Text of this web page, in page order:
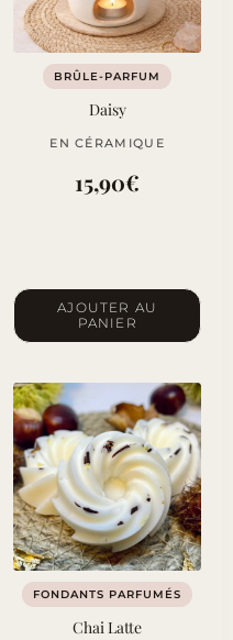
BRÛLE-PARFUM
Daisy
EN CÉRAMIQUE
15,90€
AJOUTER AU
PANIER
FONDANTS PARFUMÉS
Chai Latte